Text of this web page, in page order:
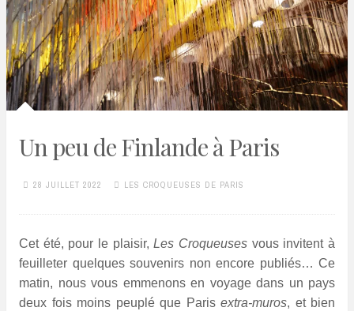
Un peu de Finlande à Paris
28 JUILLET 2022 LES CROQUEUSES DE PARIS
Cet été, pour le plaisir,Les Croqueuses vous invitent à
feuilleter quelques souvenirs non encore publiés… Ce
matin, nous vous emmenons en voyage dans un pays
deux fois moins peuplé que Paris extra-muros, et bien